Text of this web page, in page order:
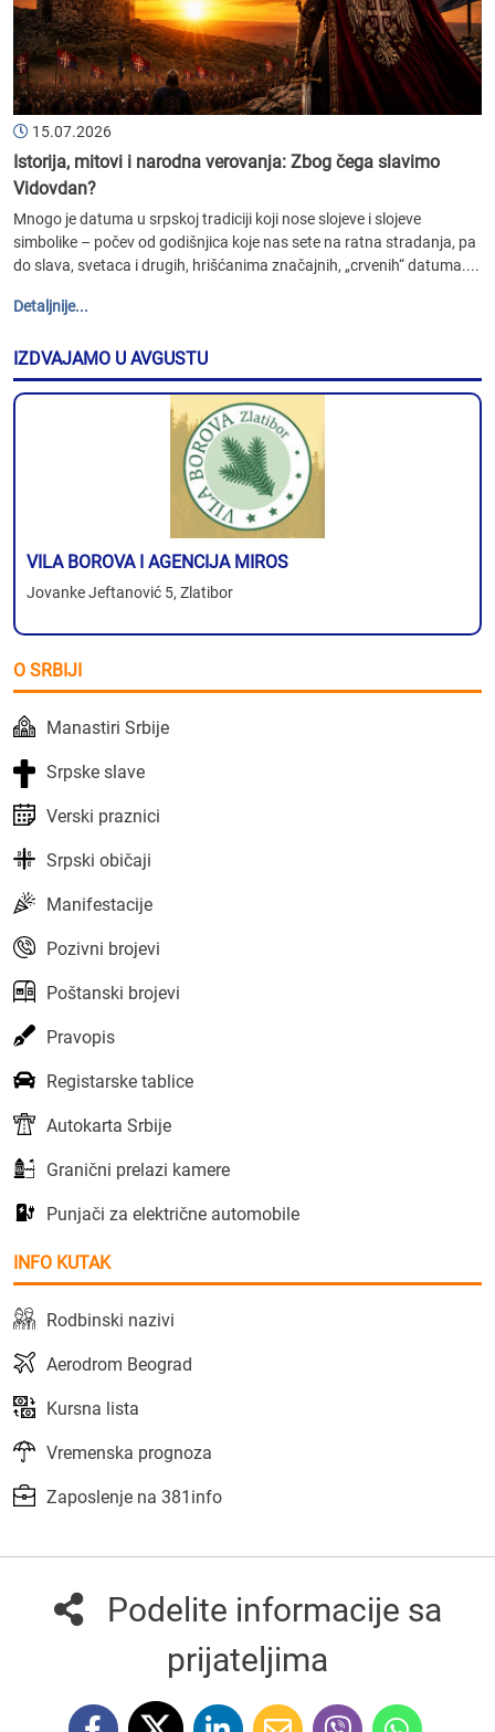
15.07.2026
Istorija, mitovi i narodna verovanja: Zbog čega slavimo
Vidovdan?
Mnogo je datuma u srpskoj tradiciji koji nose slojeve i slojeve
simbolike – počev od godišnjica koje nas sete na ratna stradanja, pa
do slava, svetaca i drugih, hrišćanima značajnih, „crvenih“ datuma....
Detaljnije...
IZDVAJAMO U AVGUSTU
VILA BOROVA I AGENCIJA MIROS
Jovanke Jeftanović 5, Zlatibor
O SRBIJI
Manastiri Srbije
Srpske slave
Verski praznici
Srpski običaji
Manifestacije
Pozivni brojevi
Poštanski brojevi
Pravopis
Registarske tablice
Autokarta Srbije
Granični prelazi kamere
Punjači za električne automobile
INFO KUTAK
Rodbinski nazivi
Aerodrom Beograd
Kursna lista
Vremenska prognoza
Zaposlenje na 381info
Podelite informacije sa
prijateljima